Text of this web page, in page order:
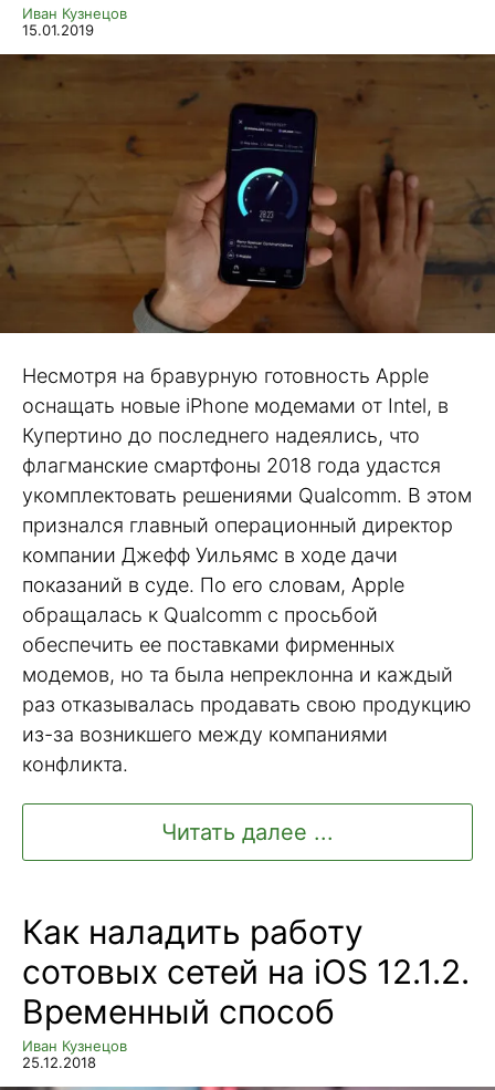
Иван Кузнецов
15.01.2019
Несмотря на бравурную готовность Apple
оснащать новые iPhone модемами от Intel, в
Купертино до последнего надеялись, что
флагманские смартфоны 2018 года удастся
укомплектовать решениями Qualcomm. В этом
признался главный операционный директор
компании Джефф Уильямс в ходе дачи
показаний в суде. По его словам, Apple
обращалась к Qualcomm с просьбой
обеспечить ее поставками фирменных
модемов, но та была непреклонна и каждый
раз отказывалась продавать свою продукцию
из-за возникшего между компаниями
конфликта.
Читать далее ...
Как наладить работу
сотовых сетей на iOS 12.1.2.
Временный способ
Иван Кузнецов
25.12.2018